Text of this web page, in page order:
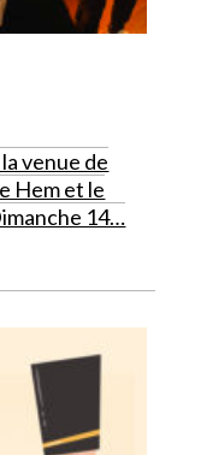
venue de
Hem et le
14…